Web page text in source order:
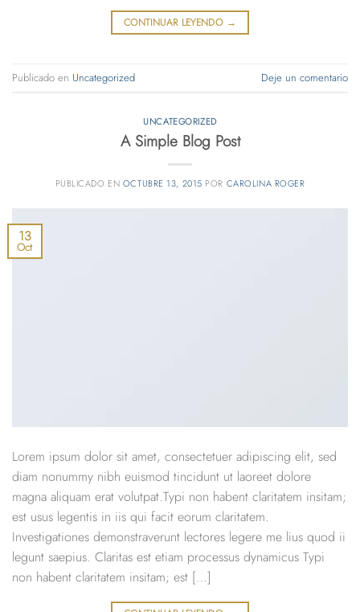
CONTINUAR LEYENDO →
Publicado en Uncategorized Deje un comentario
UNCATEGORIZED
A Simple Blog Post
PUBLICADO EN OCTUBRE 13, 2015 POR CAROLINA ROGER
13
Oct
Lorem ipsum dolor sit amet, consectetuer adipiscing elit, sed
diam nonummy nibh euismod tincidunt ut laoreet dolore
magna aliquam erat volutpat.Typi non habent claritatem insitam;
est usus legentis in iis qui facit eorum claritatem.
Investigationes demonstraverunt lectores legere me lius quod ii
legunt saepius. Claritas est etiam processus dynamicus Typi
non habent claritatem insitam; est […]